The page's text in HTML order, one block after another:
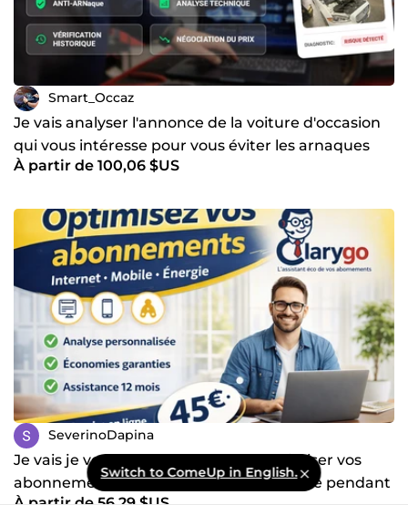
Smart_Occaz
Je vais analyser l'annonce de la voiture d'occasion
qui vous intéresse pour vous éviter les arnaques
À partir de 100,06 $US
SeverinoDapina
Je vais je vous accompagne pour optimiser vos
abonnements internet, mobile et énergie pendant
Switch to ComeUp in English.